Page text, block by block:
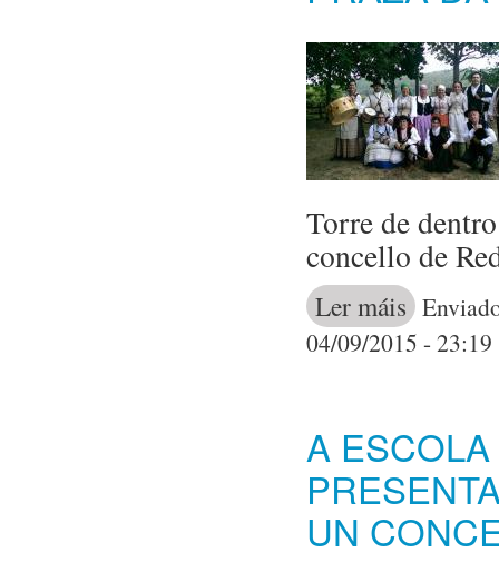
Torre de
concello de
Ler máis acerca de
Redondela
04/09/2015 - 23:19
A
UN